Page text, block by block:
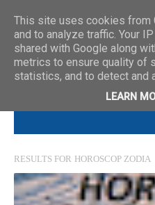
RESULTS FOR HOROSCOP ZODIA
This site uses cookies
and to analyze traffic. Your
shared with Google along
metrics to ensure quality of
statistics, and to detect and
LEARN